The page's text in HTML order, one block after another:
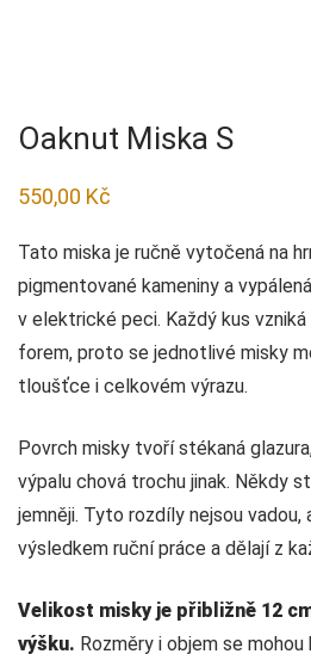
Oaknut Miska S
550,00 Kč
Tato miska je ručně vytočená na
pigmentované kameniny a
v elektrické peci. Každý kus
forem, proto se jednotlivé misky
tloušťce i celkovém výrazu.
Povrch misky tvoří stékaná
výpalu chová trochu jinak. Někdy
jemněji. Tyto rozdíly nejsou vadou,
výsledkem ruční práce a dělají z
Velikost misky je přibližně 12
výšku. Rozměry i objem se